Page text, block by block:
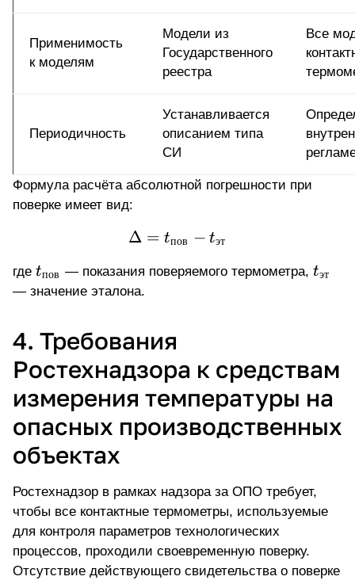
Применимость
к моделям
Модели из
Государственного
реестра
Все
Периодичность
Устанавливается
описанием типа
СИ
Формула расчёта абсолютной погрешности при
поверке имеет вид:
\Delta =
Δ = tпов − tэт
где t_{\text{пов}}
tпов — показания поверяемого термометра, tэт
— значение эталона.
4. Требования
Ростехнадзора к средствам
измерения температуры на
опасных производственных
объектах
Ростехнадзор в рамках надзора за ОПО требует,
чтобы все контактные термометры, используемые
для контроля параметров технологических
процессов, проходили своевременную поверку.
Отсутствие действующего свидетельства о поверке